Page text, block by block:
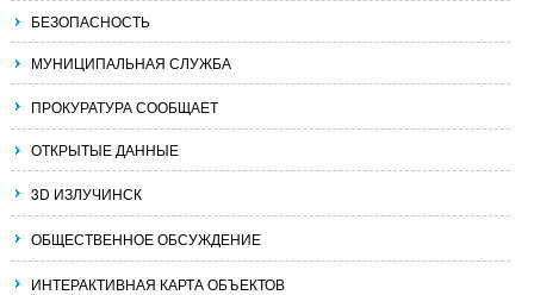
БЕЗОПАСНОСТЬ
МУНИЦИПАЛЬНАЯ СЛУЖБА
ПРОКУРАТУРА СООБЩАЕТ
ОТКРЫТЫЕ ДАННЫЕ
3D ИЗЛУЧИНСК
ОБЩЕСТВЕННОЕ ОБСУЖДЕНИЕ
ИНТЕРАКТИВНАЯ КАРТА ОБЪЕКТОВ